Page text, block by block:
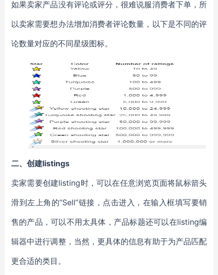
如果卖家产品没有评论或评分，很难说服消费者下单，所
以卖家需要想办法增加消费者评论数量，以下是不同的评
论数量对应的不同星级图标。
二、创建listings
卖家需要创建listing时，可以在任意浏览页面将鼠标箭头
滑到左上角的“Sell”链接，点击进入，在输入框填写要销
售的产品，可以不用太具体，产品标题还可以在listing编
辑器中进行调整，当然，更具体的信息有助于为产品匹配
更合适的类目。